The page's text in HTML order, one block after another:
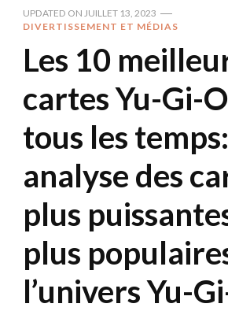
UPDATED ON JUILLET 13, 2023
DIVERTISSEMENT ET MÉDIAS
Les 10
cartes Yu-Gi-
tous les
analyse des
plus
plus
l’univers Yu-